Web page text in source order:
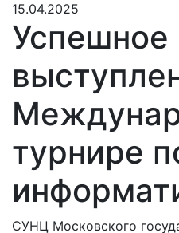
15.04.2025
Успешное
турнире
СУНЦ Московского